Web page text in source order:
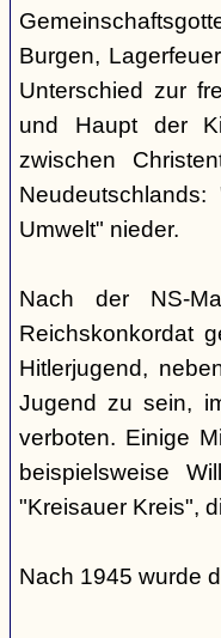
Burgen,
Unterschied zur
und Haupt der
zwischen
Umwelt" nieder.
Nach der NS-
Reichskonkordat
Hitlerjugend,
Jugend zu sein,
verboten. Einige
beispielsweise
"Kreisauer Kreis",
Nach 1945 wurde